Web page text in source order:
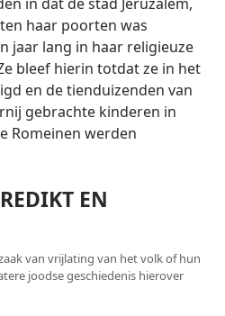
haar poorten was
jaar lang in haar religieuze
bleef hierin totdat ze in het
en de tienduizenden van
gebrachte kinderen in
Romeinen werden
EN
van vrijlating van het volk of hun
joodse geschiedenis hierover